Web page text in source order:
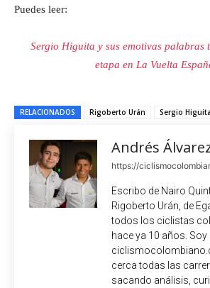
Puedes leer:
Sergio Higuita y sus emotivas palabras
etapa en La Vuelta
RELACIONADOS Rigoberto Urán Sergio Higuita
Andrés
https://
Escribo de Nairo
Rigoberto Urán, de
todos los ciclistas
hace ya 10 años. Soy
cerca todas las
sacando análisis,